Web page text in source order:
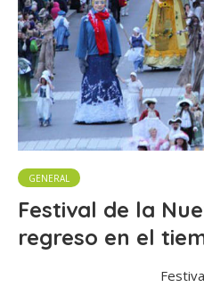
GENERAL
Festival de la
regreso en el
Festival de la